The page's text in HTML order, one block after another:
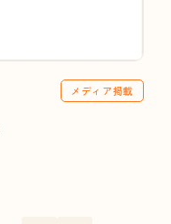
メディア掲載